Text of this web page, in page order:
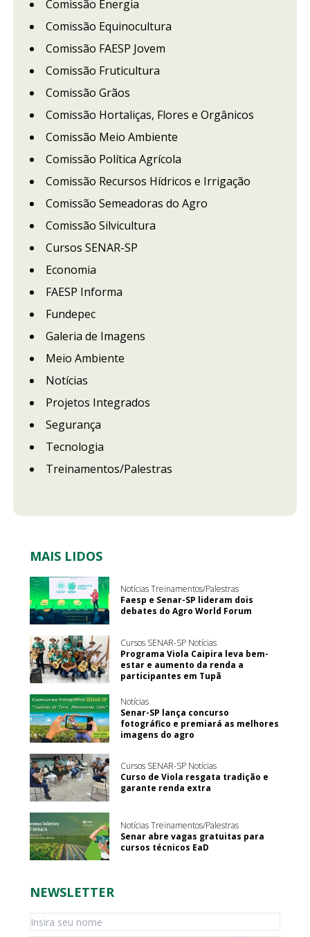
Comissão Energia
Comissão Equinocultura
Comissão FAESP Jovem
Comissão Fruticultura
Comissão Grãos
Comissão Hortaliças, Flores e Orgânicos
Comissão Meio Ambiente
Comissão Política Agrícola
Comissão Recursos Hídricos e Irrigação
Comissão Semeadoras do Agro
Comissão Silvicultura
Cursos SENAR-SP
Economia
FAESP Informa
Fundepec
Galeria de Imagens
Meio Ambiente
Notícias
Projetos Integrados
Segurança
Tecnologia
Treinamentos/Palestras
MAIS LIDOS
Notícias Treinamentos/Palestras
Faesp e Senar-SP lideram dois
debates do Agro World Forum
Cursos SENAR-SP Notícias
Programa Viola Caipira leva bem-
estar e aumento da renda a
participantes em Tupã
Notícias
Senar-SP lança concurso
fotográfico e premiará as melhores
imagens do agro
Cursos SENAR-SP Notícias
Curso de Viola resgata tradição e
garante renda extra
Notícias Treinamentos/Palestras
Senar abre vagas gratuitas para
cursos técnicos EaD
NEWSLETTER